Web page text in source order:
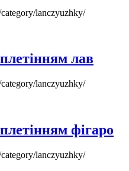
lanczyuzhky/
лав
lanczyuzhky/
фігаро
lanczyuzhky/